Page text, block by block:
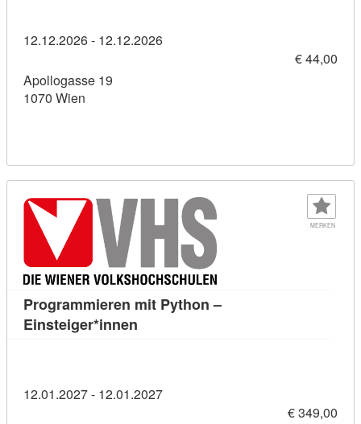
12.12.2026 - 12.12.2026
€ 44,00
Apollogasse 19
1070 Wien
MERKEN
Programmieren mit Python –
Einsteiger*innen
12.01.2027 - 12.01.2027
€ 349,00